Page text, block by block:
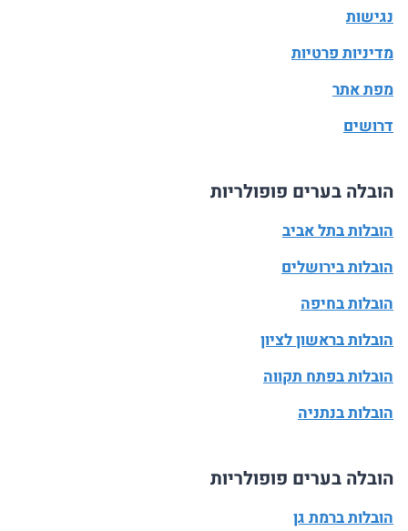
נגישות
מדיניות פרטיות
מפת אתר
דרושים
הובלה בערים פופולריות
הובלות בתל אביב
הובלות בירושלים
הובלות בחיפה
הובלות בראשון לציון
הובלות בפתח תקווה
הובלות בנתניה
הובלה בערים פופולריות
הובלות ברמת גן